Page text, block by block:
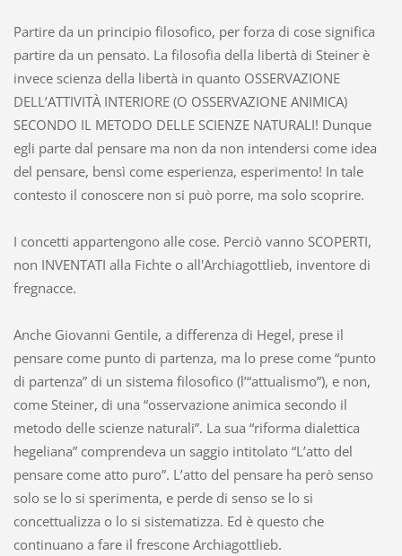
Partire da un principio filosofico, per forza di cose significa
partire da un pensato. La filosofia della libertà di Steiner è
invece scienza della libertà in quanto OSSERVAZIONE
DELL’ATTIVITÀ INTERIORE (O OSSERVAZIONE ANIMICA)
SECONDO IL METODO DELLE SCIENZE NATURALI! Dunque
egli parte dal pensare ma non da non intendersi come idea
del pensare, bensì come esperienza, esperimento! In tale
contesto il conoscere non si può porre, ma solo scoprire.
I concetti appartengono alle cose. Perciò vanno SCOPERTI,
non INVENTATI alla Fichte o all'Archiagottlieb, inventore di
fregnacce.
Anche Giovanni Gentile, a differenza di Hegel, prese il
pensare come punto di partenza, ma lo prese come “punto
di partenza” di un sistema filosofico (l’“attualismo”), e non,
come Steiner, di una “osservazione animica secondo il
metodo delle scienze naturali”. La sua “riforma dialettica
hegeliana” comprendeva un saggio intitolato “L’atto del
pensare come atto puro”. L’atto del pensare ha però senso
solo se lo si sperimenta, e perde di senso se lo si
concettualizza o lo si sistematizza. Ed è questo che
continuano a fare il frescone Archiagottlieb.